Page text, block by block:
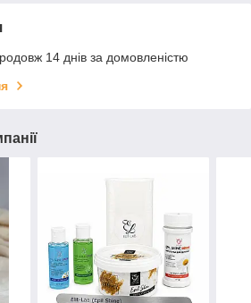
14 днів за домовленістю